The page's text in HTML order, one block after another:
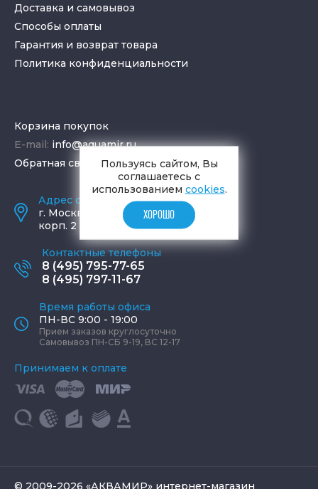
Доставка и самовывоз
Способы оплаты
Гарантия и возврат товара
Политика конфиденциальности
Корзина покупок
E-mail: info@aquamir.ru
Обратная связь
Адрес салона и склада
г. Москва
ул. Шаболовка, д. 23,
корп. 2
Контактные телефоны
8 (495) 795-77-65
8 (495) 797-11-67
Время работы офиса
ПН-ВС 9:00 - 19:00
Прием заказов круглосуточно
Самовывоз ПН-СБ 9-19, ВС 12-17
Принимаем к оплате
© 2009-2026 «АКВАМИР» интернет-магазин
Пользуясь сайтом, Вы
соглашаетесь с
использованием cookies.
ХОРОШО